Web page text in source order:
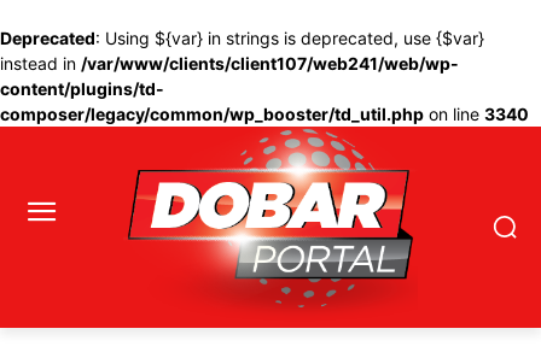
Deprecated: Using ${var} in strings is deprecated, use {$var}
instead in /var/www/clients/client107/web241/web/wp-
content/plugins/td-
composer/legacy/common/wp_booster/td_util.php on line 3340